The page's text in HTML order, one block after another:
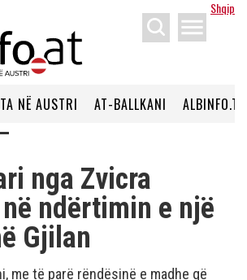
Shqip
menu
NË AUSTRI AT-BALLKANI ALBINFO.TV
nga Zvicra
ndërtimin e një
Gjilan
me të parë rëndësinë e madhe që